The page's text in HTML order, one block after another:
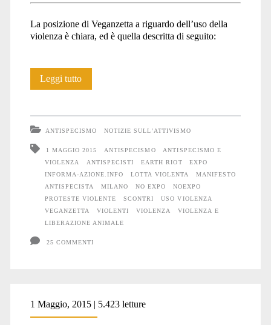
La posizione di Veganzetta a riguardo dell’uso della
violenza è chiara, ed è quella descritta di seguito:
Leggi tuttoAntispecismo
ANTISPECISMO NOTIZIE SULL'ATTIVISMO
1 MAGGIO 2015 ANTISPECISMO
ANTISPECISMO E
VIOLENZA
ANTISPECISTI EARTH RIOT
EXPO
INFORMA-AZIONE.INFO
LOTTA VIOLENTA
MANIFESTO
ANTISPECISTA
MILANO NO EXPO
NOEXPO
PROTESTE VIOLENTE
SCONTRI
USO VIOLENZA
VEGANZETTA
VIOLENTI VIOLENZA
VIOLENZA E
LIBERAZIONE ANIMALE
25 COMMENTI
1 Maggio, 2015 | 5.423 letture